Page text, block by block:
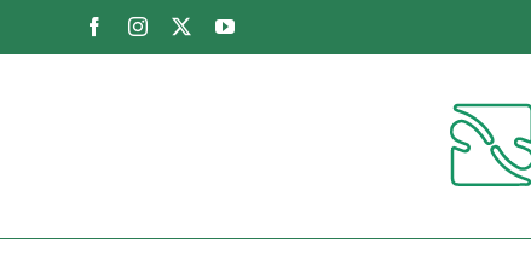
FacebookInstagram YouTube